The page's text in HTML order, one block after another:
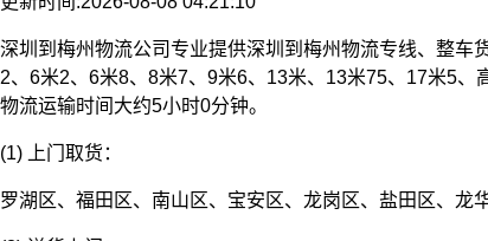
深圳到梅州物流公司专业提供深圳到梅州物流专线、整
2、6米2、6米8、8米7、9米6、13米、13米75、17米5、
物流运输时间大约5小时0分钟。
(1) 上门取货：
罗湖区、福田区、南山区、宝安区、龙岗区、盐田区、龙